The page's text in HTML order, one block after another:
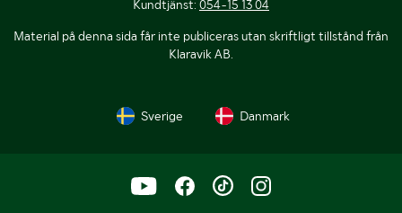
Kundtjänst: 054-15 13 04
Material på denna sida får inte publiceras utan skriftligt tillstånd från
Klaravik AB.
Sverige Danmark